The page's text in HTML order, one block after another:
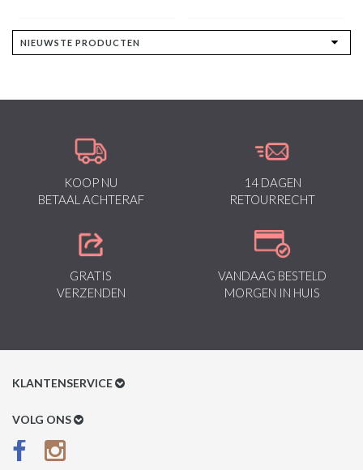
KOOP NU
BETAAL ACHTERAF
14 DAGEN
RETOURRECHT
GRATIS
VERZENDEN
VANDAAG BESTELD
MORGEN IN HUIS
KLANTENSERVICE
Klantenservice
Betaalmethoden
VOLG ONS